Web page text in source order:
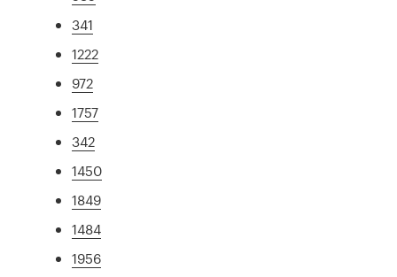
341
1222
972
1757
342
1450
1849
1484
1956